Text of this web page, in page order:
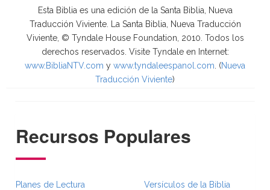
Esta Biblia es una edición de la Santa Biblia, Nueva
Traducción Viviente. La Santa Biblia, Nueva Traducción
Viviente, © Tyndale House Foundation, 2010. Todos los
derechos reservados. Visite Tyndale en Internet:
www.BibliaNTV.com y www.tyndaleespanol.com . (Nueva
Traducción Viviente)
Recursos Populares
Planes de Lectura
Versículos de la Biblia